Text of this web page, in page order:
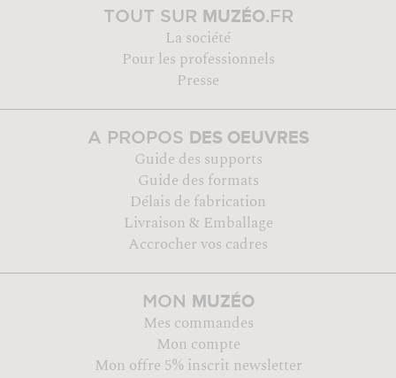
TOUT SUR MUZÉO.FR
La société
Pour les professionnels
Presse
A PROPOS DES OEUVRES
Guide des supports
Guide des formats
Délais de fabrication
Livraison & Emballage
Accrocher vos cadres
MON MUZÉO
Mes commandes
Mon compte
Mon offre 5% inscrit newsletter